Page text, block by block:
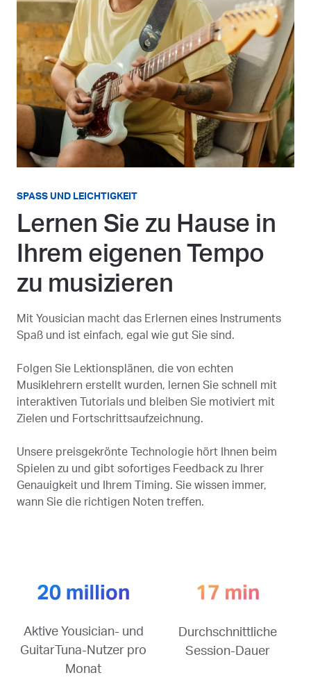
SPASS UND LEICHTIGKEIT
Lernen Sie zu Hause in
Ihrem eigenen Tempo
zu musizieren
Mit Yousician macht das Erlernen eines Instruments
Spaß und ist einfach, egal wie gut Sie sind.
Folgen Sie Lektionsplänen, die von echten
Musiklehrern erstellt wurden, lernen Sie schnell mit
interaktiven Tutorials und bleiben Sie motiviert mit
Zielen und Fortschrittsaufzeichnung.
Unsere preisgekrönte Technologie hört Ihnen beim
Spielen zu und gibt sofortiges Feedback zu Ihrer
Genauigkeit und Ihrem Timing. Sie wissen immer,
wann Sie die richtigen Noten treffen.
Aktive Yousician- und
GuitarTuna-Nutzer pro
Monat
Durchschnittliche
Session-Dauer